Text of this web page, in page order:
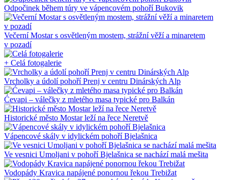
Odpočinek během túry ve vápencovém pohoří Bukovik
Večerní Mostar s osvětleným mostem, strážní věží a minaretem
v pozadí
+ Celá fotogalerie
Vrcholky a údolí pohoří Prenj v centru Dinárských Alp
Ćevapi – válečky z mletého masa typické pro Balkán
Historické město Mostar leží na řece Neretvě
Vápencové skály v idylickém pohoří Bjelašnica
Ve vesnici Umoljani v pohoří Bjelašnica se nachází malá mešita
Vodopády Kravica napájené ponornou řekou Trebižat